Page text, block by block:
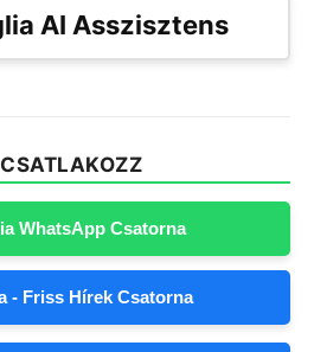
AI Asszisztens
WhatsApp Csatorna
- Friss Hírek Csatorna